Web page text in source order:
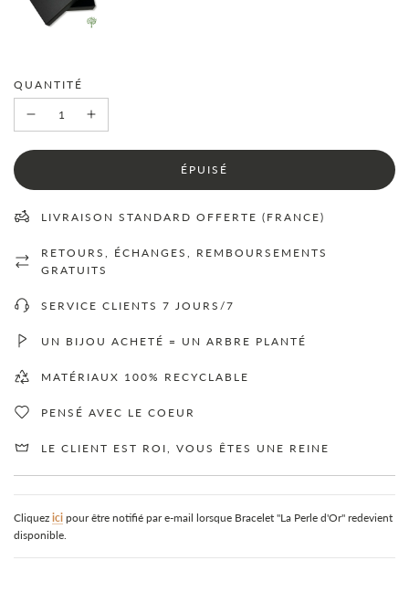
QUANTITÉ
C
R
E
M
T
.
ÉPUISÉ
LIVRAISON STANDARD OFFERTE (FRANCE)
RETOURS, ÉCHANGES, REMBOURSEMENTS
GRATUITS
SERVICE CLIENTS 7 JOURS/7
UN BIJOU ACHETÉ = UN ARBRE PLANTÉ
MATÉRIAUX 100% RECYCLABLE
PENSÉ AVEC LE COEUR
LE CLIENT EST ROI, VOUS ÊTES UNE REINE
Cliquez ici pour être notifié par e-mail lorsque Bracelet "La Perle d'Or" redevient
disponible.